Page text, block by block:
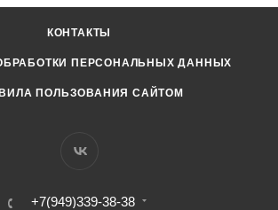
КОНТАКТЫ
ПЕРСОНАЛЬНЫХ ДАННЫХ
ПОЛЬЗОВАНИЯ САЙТОМ
+7(949)339-38-38